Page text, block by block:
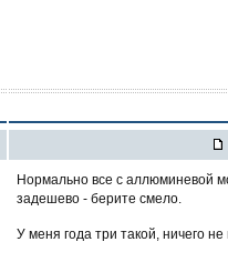
Нормально все с аллюминевой
задешево - берите смело.
У меня года три такой, ничего